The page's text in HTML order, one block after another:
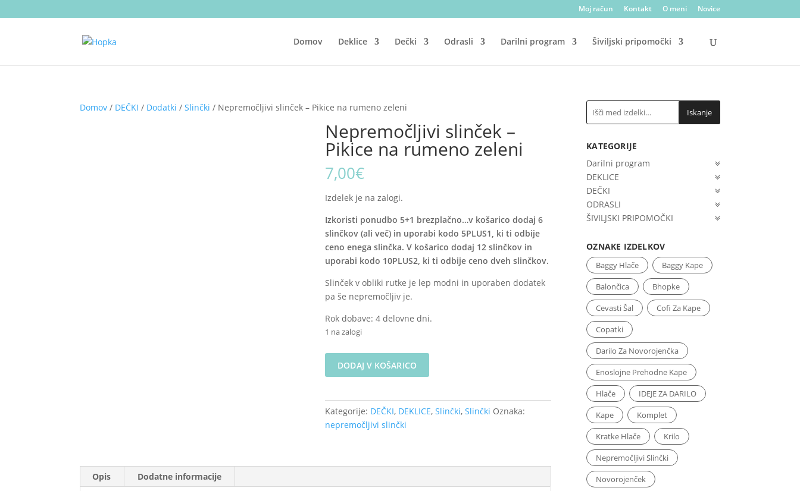
Moj račun Kontakt O meni Novice
Domov Deklice Dečki Odrasli Darilni program Šiviljski pripomočki
Domov / DEČKI / Dodatki /Slinčki / Nepremočljivi slinček – Pikice na rumeno zeleni
Nepremočljivi slinček –
Pikice na rumeno zeleni
7,00€
Izdelek je na zalogi.
Izkoristi ponudbo 5+1 brezplačno…v košarico dodaj 6
slinčkov (ali več) in uporabi kodo 5PLUS1, ki ti odbije
ceno enega slinčka. V košarico dodaj 12 slinčkov in
uporabi kodo 10PLUS2, ki ti odbije ceno dveh slinčkov.
Slinček v obliki rutke je lep modni in uporaben dodatek
pa še nepremočljiv je.
Rok dobave: 4 delovne dni.
1 na zalogi
slinček
Pikice
na
rumeno
DODAJ V KOŠARICO
Kategorije: DEČKI, DEKLICE,Slinčki,Slinčki Oznaka:
nepremočljivi slinčki
Opis Dodatne informacije
Iskanje
KATEGORIJE
Darilni program
DEKLICE
DEČKI
ODRASLI
ŠIVILJSKI PRIPOMOČKI
OZNAKE IZDELKOV
Baggy Hlače
Baggy Kape
Balončica
Bhopke
Cevasti Šal
Cofi Za Kape
Copatki
Darilo Za Novorojenčka
Enoslojne Prehodne Kape
Hlače
IDEJE ZA DARILO
Kape
Komplet
Kratke Hlače
Krilo
Nepremočljivi Slinčki
Novorojenček